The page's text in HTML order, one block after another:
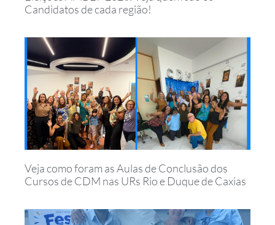
Candidatos de cada região!
Veja como foram as Aulas de Conclusão dos
Cursos de CDM nas URs Rio e Duque de Caxias